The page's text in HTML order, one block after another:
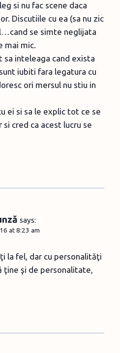
si nu fac scene daca
Discutiile cu ea (sa nu zic
se simte neglijata
mai mic.
sa inteleaga cand exista
iubiti fara legatura cu
ori mersul nu stiu in
ei si sa le explic tot ce se
cred ca acest lucru se
says:
at 8:23 am
la fel, dar cu personalităţi
ţine şi de personalitate,